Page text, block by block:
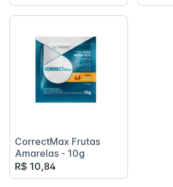
CorrectMax Frutas
Amarelas - 10g
R$ 10,84